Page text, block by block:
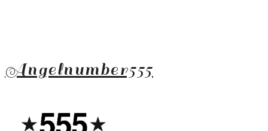
Angelnumber555